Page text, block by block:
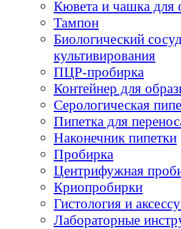
Кювета и чашка для
Тампон
Биологический
культивирования
ПЦР-пробирка
Контейнер для
Серологическая
Пипетка для
Наконечник пипетки
Пробирка
Центрифужная
Криопробирки
Гистология и
Лабораторные